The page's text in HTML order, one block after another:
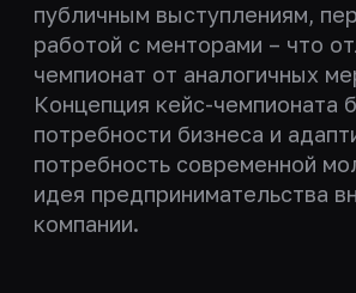
публичным выступлениям,
работой с менторами – что
чемпионат от аналогичных
Концепция кейс-чемпионата
потребности бизнеса и
потребность современной
идея предпринимательства
компании.